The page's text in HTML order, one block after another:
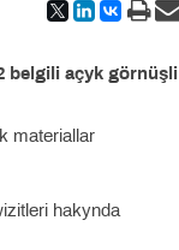
belgili açyk görnüşli
materiallar
hakynda